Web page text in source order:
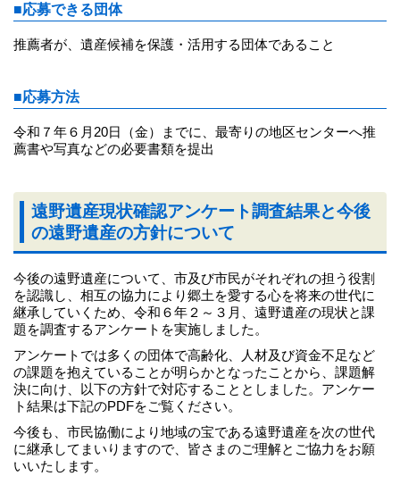
■応募できる団体
推薦者が、遺産候補を保護・活用する団体であること
■応募方法
令和７年６月20日（金）までに、最寄りの地区センターへ推
薦書や写真などの必要書類を提出
遠野遺産現状確認アンケート調査結果と今後
の遠野遺産の方針について
今後の遠野遺産について、市及び市民がそれぞれの担う役割
を認識し、相互の協力により郷土を愛する心を将来の世代に
継承していくため、令和６年２～３月、遠野遺産の現状と課
題を調査するアンケートを実施しました。
アンケートでは多くの団体で高齢化、人材及び資金不足など
の課題を抱えていることが明らかとなったことから、課題解
決に向け、以下の方針で対応することとしました。アンケー
ト結果は下記のPDFをご覧ください。
今後も、市民協働により地域の宝である遠野遺産を次の世代
に継承してまいりますので、皆さまのご理解とご協力をお願
いいたします。